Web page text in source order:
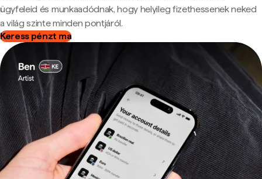
ügyfeleid és munkaadódnak, hogy helyileg fizethessenek neked
a világ szinte minden pontjáról.
Keress pénzt ma